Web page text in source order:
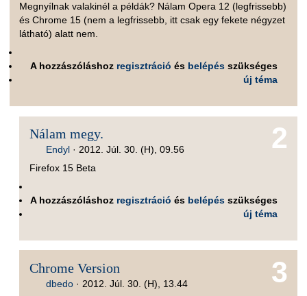
Megnyílnak valakinél a példák? Nálam Opera 12 (legfrissebb)
és Chrome 15 (nem a legfrissebb, itt csak egy fekete négyzet
látható) alatt nem.
A hozzászóláshoz regisztráció és belépés szükséges
új téma
2
Nálam megy.
Endyl· 2012. Júl. 30. (H), 09.56
Firefox 15 Beta
A hozzászóláshoz regisztráció és belépés szükséges
új téma
3
Chrome Version
dbedo· 2012. Júl. 30. (H), 13.44